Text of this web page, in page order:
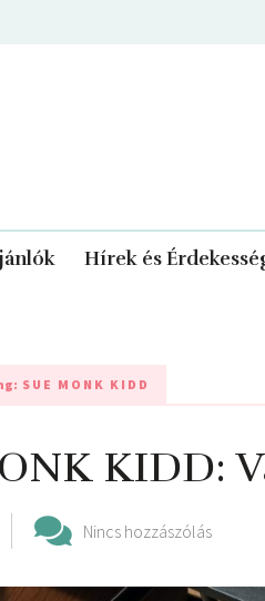
Hírek és
SUE MONK KIDD
KIDD:
Nincs hozzászólás